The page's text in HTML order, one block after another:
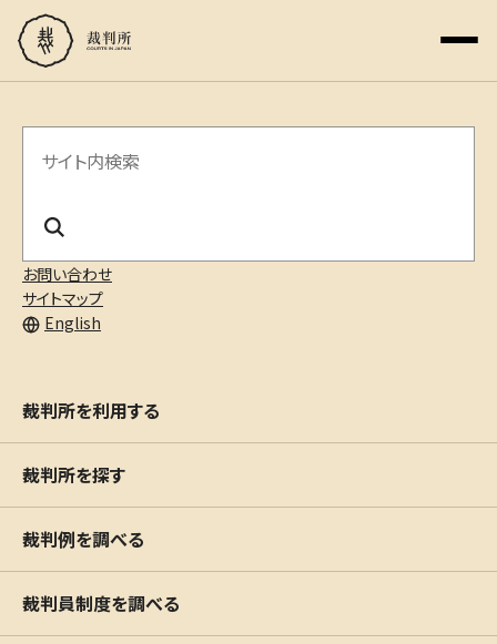
お問い合わせ
サイトマップ
English
サ
内
検
裁判所を利用する
裁判所を探す
裁判例を調べる
裁判員制度を調べる